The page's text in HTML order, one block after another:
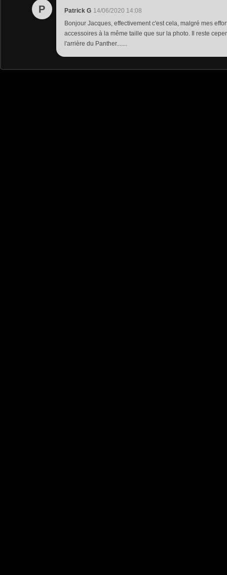
P Patrick G 14/06/2020 14:08
Bonjour Jacques, effectivement c'est cela, malgré mes
accessoires à la même taille que sur la photo. Il reste
l'arrière du Panther.......